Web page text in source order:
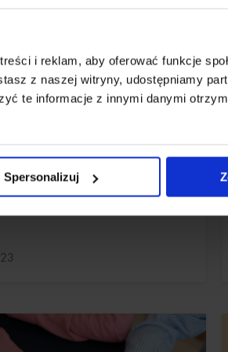
i reklam, aby oferować funkcje
z naszej witryny, udostępniamy
te informacje z innymi danymi
Spersonalizuj
Je nagels thuis
kan breken voorkomen en